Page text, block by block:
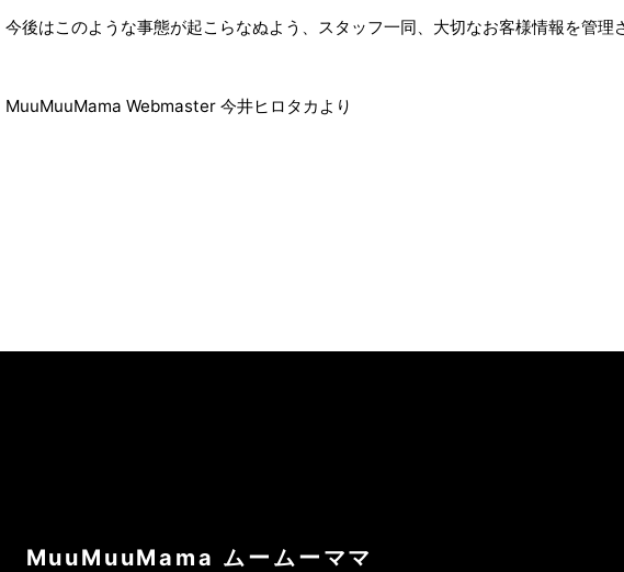
今後はこのような事態が起こらなぬよう、スタッフ一同、大切なお客様情報を管理
MuuMuuMama Webmaster 今井ヒロタカより
MuuMuuMama ムームーママ